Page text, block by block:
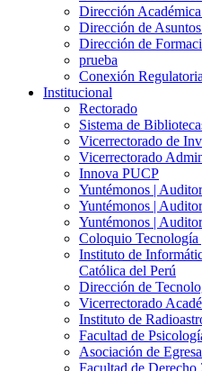
Dirección
Dirección de
Dirección de
prueba
Conexión Regulatoria
Institucional
Rectorado
Sistema de
Vicerrectorado de
Vicerrectorado
Innova PUCP
Yuntémonos |
Yuntémonos |
Yuntémonos |
Coloquio
Instituto de
Católica del Perú
Dirección de
Vicerrectorado
Instituto de
Facultad de
Asociación de
Facultad de Derecho